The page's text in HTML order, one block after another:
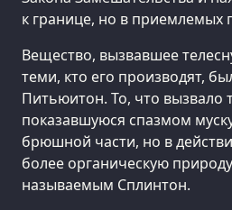
к границе, но в приемлемых
Вещество, вызвавшее
теми, кто его производят,
Питьюитон. То, что вызвало
показавшуюся спазмом
брюшной части, но в
более органическую
называемым Сплинтон.